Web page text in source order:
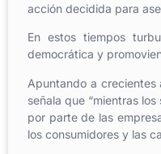
acción decidida para
En estos tiempos
democrática y
Apuntando a
señala que “mientras
por parte de las
los consumidores y las